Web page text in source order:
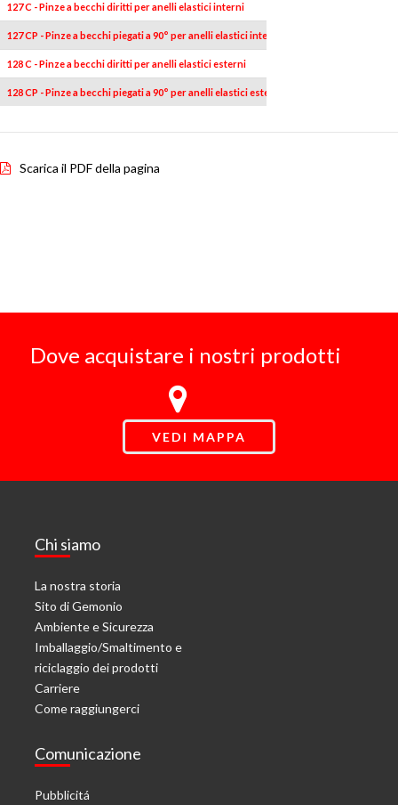
127 C - Pinze a becchi diritti per anelli elastici interni
127 CP - Pinze a becchi piegati a 90° per anelli elastici interni
128 C - Pinze a becchi diritti per anelli elastici esterni
128 CP - Pinze a becchi piegati a 90° per anelli elastici esterni
Scarica il PDF della pagina
Dove acquistare i nostri prodotti
VEDI MAPPA
Chi siamo
La nostra storia
Sito di Gemonio
Ambiente e Sicurezza
Imballaggio/Smaltimento e
riciclaggio dei prodotti
Carriere
Come raggiungerci
Comunicazione
Pubblicitá